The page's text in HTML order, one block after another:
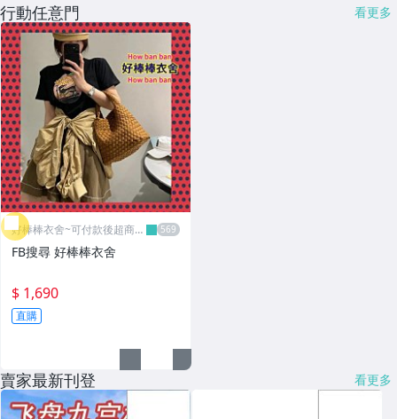
行動任意門 看更多
好棒棒衣舍~可付款後超商取
貨
FB搜尋 好棒棒衣舍
$ 1,690
直購
賣家最新刊登 看更多